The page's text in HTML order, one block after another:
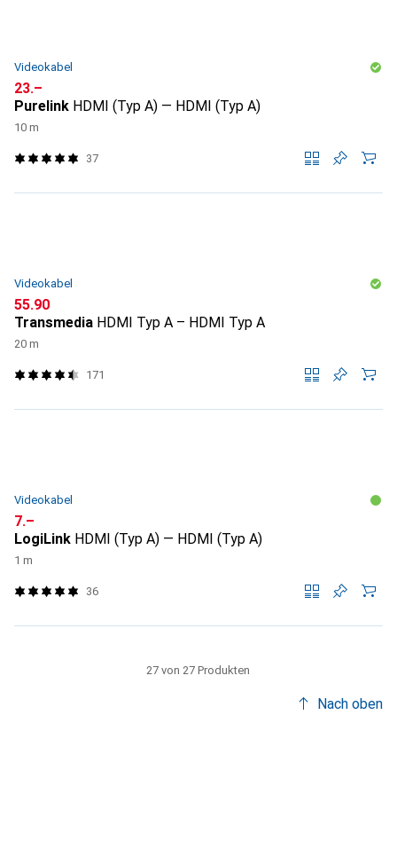
Videokabel
CHF
23.–
Purelink HDMI (Typ A) — HDMI (Typ A)
10 m
37
Videokabel
CHF
55.90
Transmedia HDMI Typ A – HDMI Typ A
20 m
171
Videokabel
CHF
7.–
LogiLink HDMI (Typ A) — HDMI (Typ A)
1 m
36
27 von 27 Produkten
Nach oben